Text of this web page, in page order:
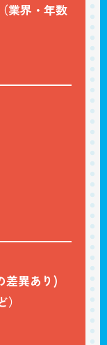
業界・年数
差異あり)
）